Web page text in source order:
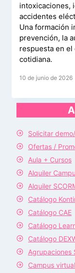
intoxicaciones,
accidentes
Una formación
prevención, la
respuesta en
cotidiana.
10 de junio de 2026
Solicitar
Ofertas /
Aula + Cursos
Alquiler
Alquiler
Catálogo
Catálogo CAE
Catálogo
Catálogo
Agrupaciones
Campus